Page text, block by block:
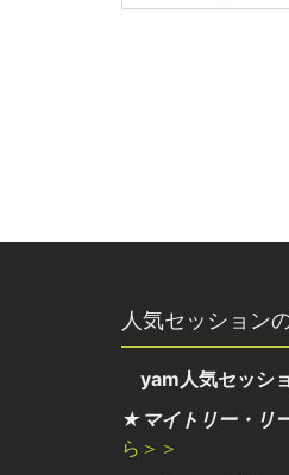
人気セッション
yam人気セッシ
★マイトリー・リ
ら＞＞